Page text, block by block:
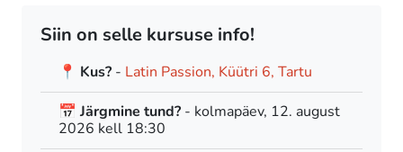
Siin on selle kursuse info!
📍 Kus? - Latin Passion, Küütri 6, Tartu
📅 Järgmine tund? - kolmapäev, 12. august
2026 kell 18:30